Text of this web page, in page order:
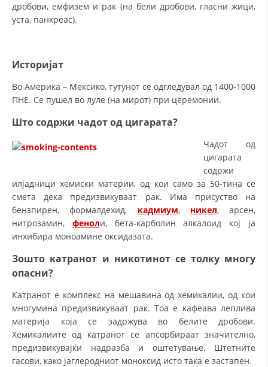
дробови, емфизем и рак (на бели дробови, гласни жици,
уста, панкреас).
Историјат
Во Америка – Мексико, тутунот се одгледувал од 1400-1000
ПНЕ. Се пушел во луле (на мирот) при церемонии.
Што содржи чадот од цигарата?
Чадот од
цигарата
содржи
илјадници хемиски материи, од кои само за 50-тина се
смета дека предизвикуваат рак. Има присуство на
бензпирен, формалдехид, кадмиум, никел, арсен,
нитрозамин, феноли, бета-карболин алкалоид кој ја
инхибира моноамине оксидазата.
Зошто катранот и никотинот се толку многу
опасни?
Катранот е комплекс на мешавина од хемикалии, од кои
многумина предизвикуваат рак. Тоа е кафеава леплива
материја која се задржува во белите дробови.
Хемикалиите од катранот се апсорбираат значително,
предизвикувајќи надразба и оштетување. Штетните
гасови, како јаглеродниот моноксид исто така е застапен.